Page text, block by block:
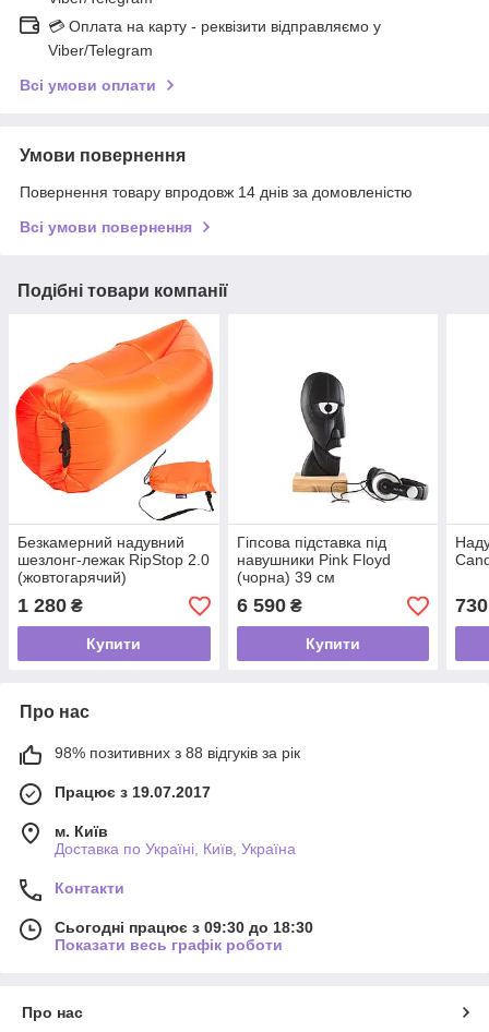
💳 Оплата на карту - реквізити відправляємо у
Viber/Telegram
Всі умови оплати
Умови повернення
Повернення товару впродовж 14 днів за домовленістю
Всі умови повернення
Подібні товари компанії
Безкамерний надувний
шезлонг-лежак RipStop 2.0
(жовтогарячий)
1 280 ₴
Купити
Гіпсова підставка під
навушники Pink Floyd
(чорна) 39 см
6 590₴
Купити
730
Про нас
98% позитивних з 88 відгуків за рік
Працює з 19.07.2017
м. Київ
Доставка по Україні, Київ, Україна
Контакти
Сьогодні працює з 09:30 до 18:30
Показати весь графік роботи
Про нас